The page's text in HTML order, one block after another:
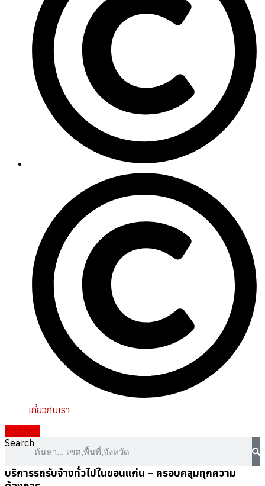
เกี่ยวกับเรา
ติดต่อเรา
Search
บริการรถรับจ้างทั่วไปในขอนแก่น – ครอบคลุมทุกความ